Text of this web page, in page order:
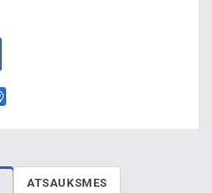
ATSAUKSMES